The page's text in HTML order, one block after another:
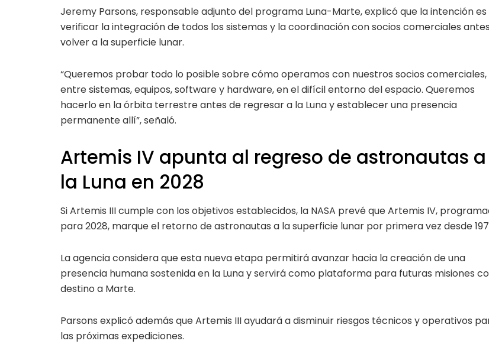
Jeremy Parsons, responsable adjunto del programa Luna-Marte, explicó que la intención es
verificar la integración de todos los sistemas y la coordinación con socios comerciales
volver a la superficie lunar.
“Queremos probar todo lo posible sobre cómo operamos con nuestros socios comerciales,
entre sistemas, equipos, software y hardware, en el difícil entorno del espacio. Queremos
hacerlo en la órbita terrestre antes de regresar a la Luna y establecer una presencia
permanente allí”, señaló.
Artemis IV apunta al regreso de astronautas a
la Luna en 2028
Si Artemis III cumple con los objetivos establecidos, la NASA prevé que Artemis IV,
para 2028, marque el retorno de astronautas a la superficie lunar por primera vez desde
La agencia considera que esta nueva etapa permitirá avanzar hacia la creación de una
presencia humana sostenida en la Luna y servirá como plataforma para futuras misiones
destino a Marte.
Parsons explicó además que Artemis III ayudará a disminuir riesgos técnicos y operativos
las próximas expediciones.